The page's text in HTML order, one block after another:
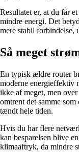
Resultatet er, at du får
mindre energi. Det
mere stabil forbindelse,
Så meget
En typisk ældre router
moderne energieffektiv
ikke af meget, men
omtrent det samme
tændt hele tiden.
Hvis du har flere
kan besparelsen blive
klimaaftryk, da mindre